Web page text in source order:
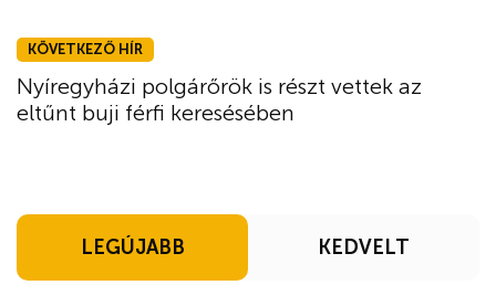
KÖVETKEZŐ HÍR
Nyíregyházi polgárőrök is részt vettek az
eltűnt buji férfi keresésében
LEGÚJABB KEDVELT